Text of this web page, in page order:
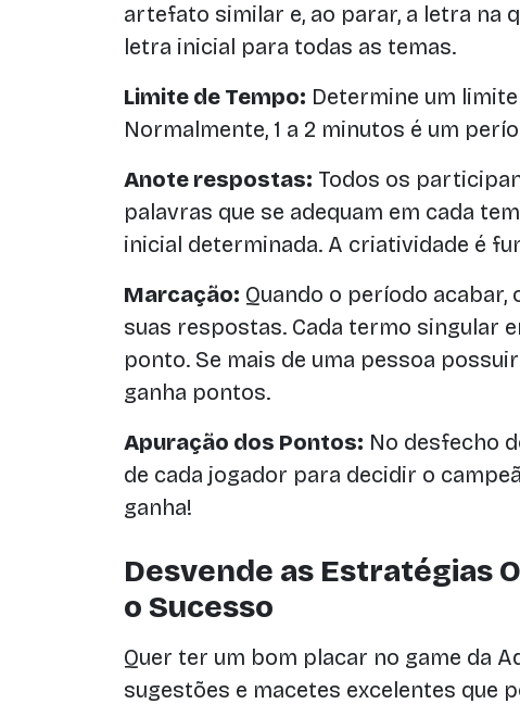
artefato similar e, ao parar, a letra na
letra inicial para todas as temas.
Limite de Tempo: Determine um
Normalmente, 1 a 2 minutos é um
Anote respostas: Todos os
palavras que se adequam em cada
inicial determinada. A criatividade é
Marcação: Quando o período
suas respostas. Cada termo singular
ponto. Se mais de uma pessoa
ganha pontos.
Apuração dos Pontos: No desfecho
de cada jogador para decidir o
ganha!
Desvende as Estratégias
o Sucesso
Quer ter um bom placar no game da
sugestões e macetes excelentes que